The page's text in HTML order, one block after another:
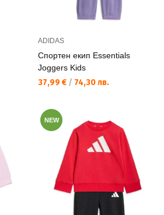
ADIDAS
Спортен екип Essentials
Joggers Kids
Текуща цена:
37,99 € / 74,30 лв.
NEW